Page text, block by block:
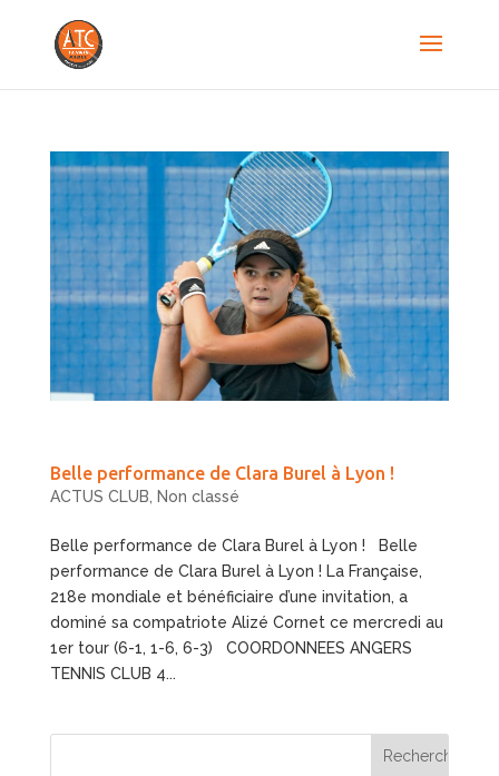
Belle performance de Clara Burel à Lyon !
ACTUS CLUB Non classé
Belle performance de Clara Burel à Lyon ! Belle
performance de Clara Burel à Lyon ! La Française,
218e mondiale et bénéficiaire d’une invitation, a
dominé sa compatriote Alizé Cornet ce mercredi au
1er tour (6-1, 1-6, 6-3) COORDONNEES ANGERS
TENNIS CLUB 4...